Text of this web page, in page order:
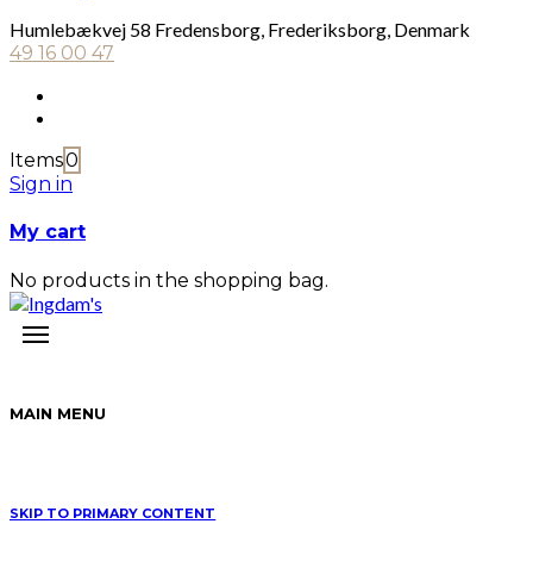
Humlebækvej 58 Fredensborg, Frederiksborg, Denmark
49 16 00 47
Items0
Sign in
My cart
No products in the shopping bag.
MAIN MENU
SKIP TO PRIMARY CONTENT